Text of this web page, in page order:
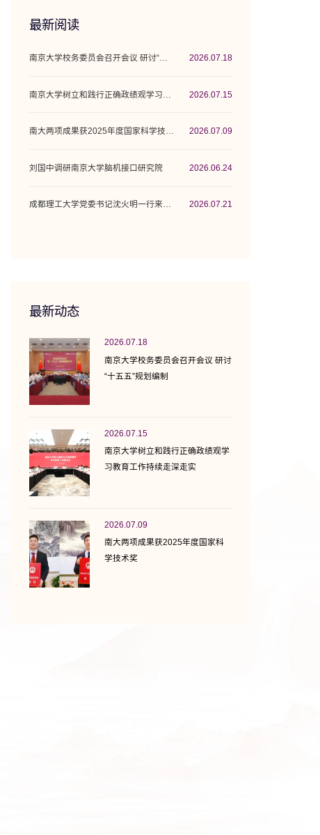
最新阅读
南京大学校务委员会召开会议 研讨“十五五”... 2026.07.18
2026.07.15
2026.07.09
刘国中调研南京大学脑机接口研究院 2026.06.24
2026.07.21
最新动态
2026.07.18
南京大学校务委员会召开会议 研讨
“十五五”规划编制
2026.07.15
南京大学树立和践行正确政绩观学
习教育工作持续走深走实
2026.07.09
南大两项成果获2025年度国家科
学技术奖